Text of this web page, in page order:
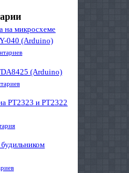
на микросхеме
040 (Arduino)
(Arduino)
PT2323 и PT2322